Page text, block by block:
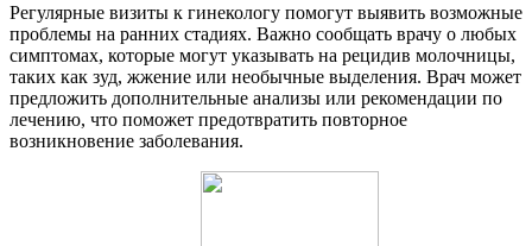
Регулярные визиты к гинекологу помогут выявить возможные
проблемы на ранних стадиях. Важно сообщать врачу о любых
симптомах, которые могут указывать на рецидив молочницы,
таких как зуд, жжение или необычные выделения. Врач может
предложить дополнительные анализы или рекомендации по
лечению, что поможет предотвратить повторное
возникновение заболевания.